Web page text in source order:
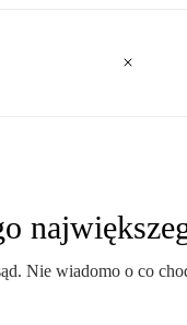
Nie wiadomo o co